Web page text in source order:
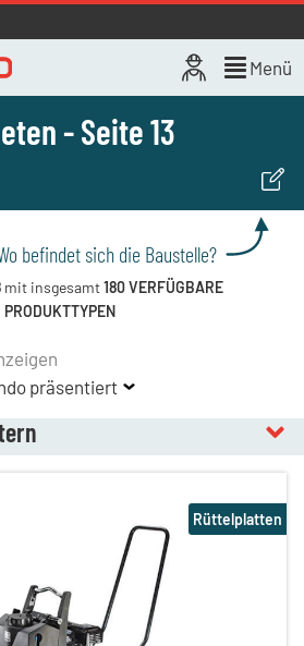
Menü
- Seite 13
befindet sich die Baustelle?
mit insgesamt180 VERFÜGBARE
PRODUKTTYPEN
präsentiert
Rüttelplatten